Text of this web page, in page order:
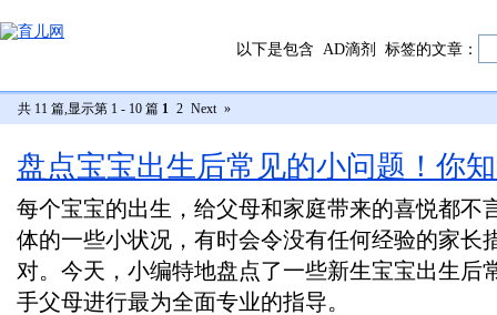
以下是包含 AD滴剂 标签的文章：
共 11 篇,显示第 1 - 10 篇 1 2 Next »
盘点宝宝出生后常见的小问题！你
每个宝宝的出生，给父母和家庭带来的喜悦都不
体的一些小状况，有时会令没有任何经验的家长
对。今天，小编特地盘点了一些新生宝宝出生后
手父母进行最为全面专业的指导。